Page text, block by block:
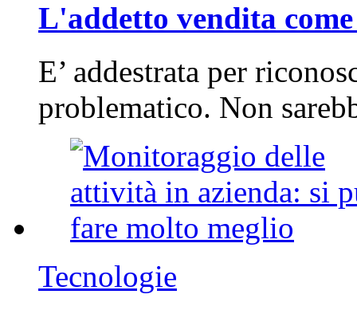
L'addetto vendita
E’ addestrata per
problematico. Non
Tecnologie